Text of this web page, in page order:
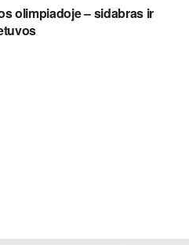
olimpiadoje – sidabras ir